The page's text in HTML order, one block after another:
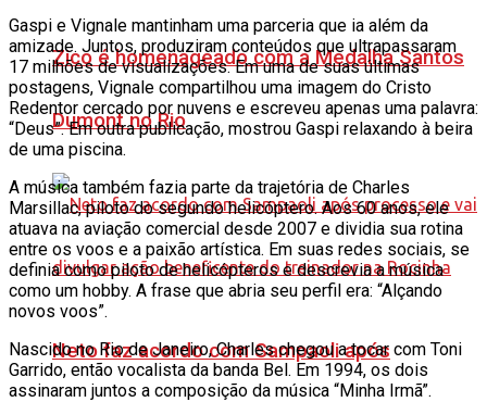
Zico é homenageado com a Medalha Santos
Dumont no Rio
Neto faz acordo com Sampaoli após
Gaspi e Vignale mantinham uma parceria que ia além da
amizade. Juntos, produziram conteúdos que ultrapassaram
17 milhões de visualizações. Em uma de suas últimas
postagens, Vignale compartilhou uma imagem do Cristo
Redentor cercado por nuvens e escreveu apenas uma palavra:
“Deus”. Em outra publicação, mostrou Gaspi relaxando à beira
de uma piscina.
A música também fazia parte da trajetória de Charles
Marsillac, piloto do segundo helicóptero. Aos 60 anos, ele
atuava na aviação comercial desde 2007 e dividia sua rotina
entre os voos e a paixão artística. Em suas redes sociais, se
definia como piloto de helicópteros e descrevia a música
como um hobby. A frase que abria seu perfil era: “Alçando
novos voos”.
Nascido no Rio de Janeiro, Charles chegou a tocar com Toni
Garrido, então vocalista da banda Bel. Em 1994, os dois
assinaram juntos a composição da música “Minha Irmã”.